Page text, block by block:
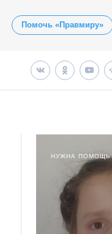
Помочь «Правмиру»
НУЖНА ПОМОЩЬ